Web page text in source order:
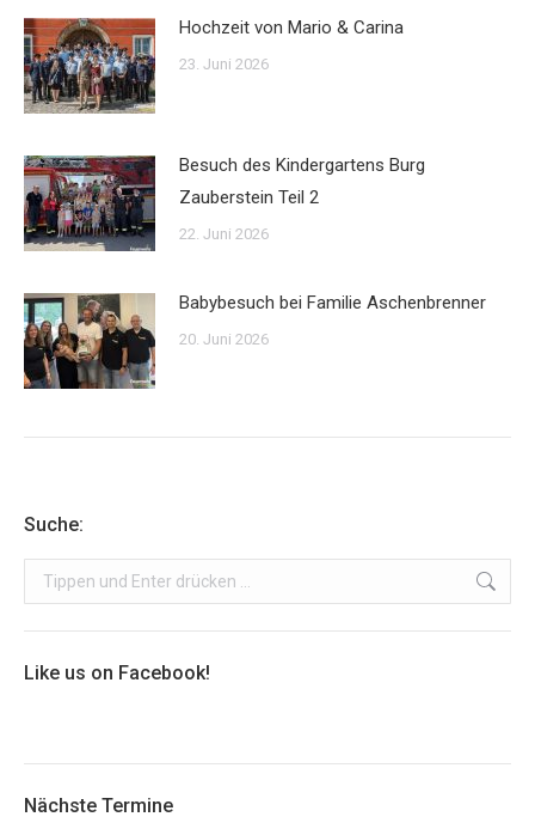
Hochzeit von Mario & Carina
23. Juni 2026
Besuch des Kindergartens Burg
Zauberstein Teil 2
22. Juni 2026
Babybesuch bei Familie Aschenbrenner
20. Juni 2026
Suche:
Search:
Like us on Facebook!
Nächste Termine